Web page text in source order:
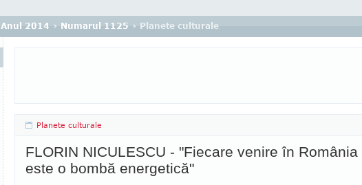
Anul 2014 › Numarul 1125 › Planete culturale
Planete culturale
FLORIN NICULESCU - "Fiecare venire în România
este o bombă energetică"